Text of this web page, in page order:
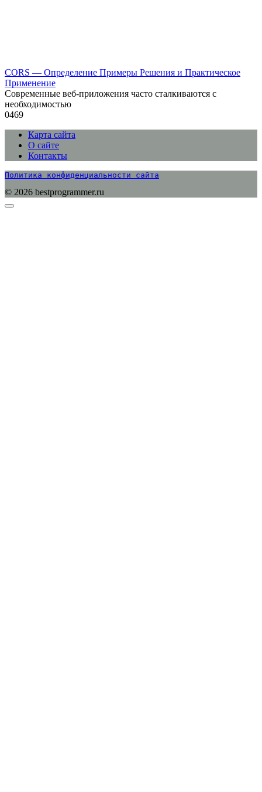
CORS — Определение Примеры Решения и Практическое
Применение
Современные веб-приложения часто сталкиваются с
необходимостью
0469
Карта сайта
О сайте
Контакты
Политика конфиденциальности сайта
© 2026 bestprogrammer.ru